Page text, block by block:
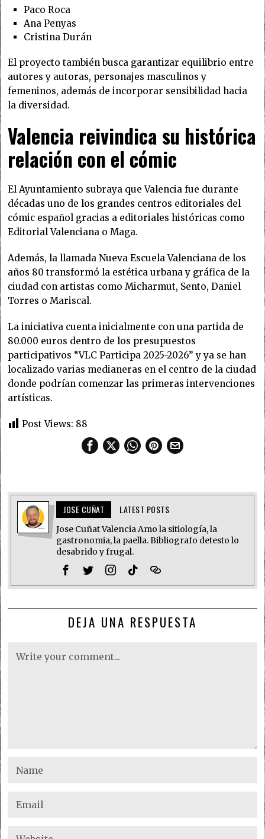
Paco Roca
Ana Penyas
Cristina Durán
El proyecto también busca garantizar equilibrio entre
autores y autoras, personajes masculinos y
femeninos, además de incorporar sensibilidad hacia
la diversidad.
Valencia reivindica su histórica
relación con el cómic
El Ayuntamiento subraya que Valencia fue durante
décadas uno de los grandes centros editoriales del
cómic español gracias a editoriales históricas como
Editorial Valenciana o Maga.
Además, la llamada Nueva Escuela Valenciana de los
años 80 transformó la estética urbana y gráfica de la
ciudad con artistas como Micharmut, Sento, Daniel
Torres o Mariscal.
La iniciativa cuenta inicialmente con una partida de
80.000 euros dentro de los presupuestos
participativos “VLC Participa 2025-2026” y ya se han
localizado varias medianeras en el centro de la ciudad
donde podrían comenzar las primeras intervenciones
artísticas.
Post Views: 88
JOSE CUÑAT LATEST POSTS
Jose Cuñat Valencia Amo la sitiología, la
gastronomia, la paella. Bibliografo detesto lo
desabrido y frugal.
DEJA UNA RESPUESTA